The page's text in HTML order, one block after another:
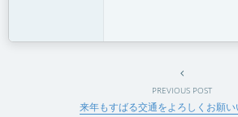
PREVIOUS POST
来年もすばる交通をよろしくお願